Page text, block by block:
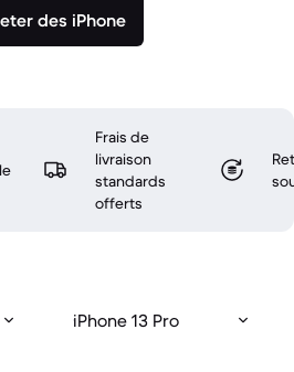
des iPhone
Frais de
livraison
standards
offerts
iPhone 13 Pro